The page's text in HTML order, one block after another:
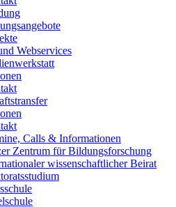
Webservices
Calls & Informationen
Zentrum für Bildungsforschung
wissenschaftlicher Beirat